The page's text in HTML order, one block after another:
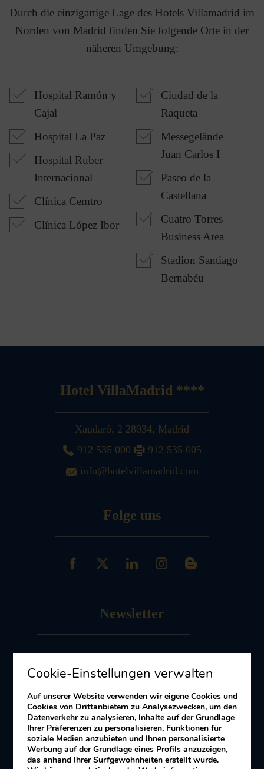
Durch die einzigartige Lage des Hotels Villamadrid im
Norden von Madrid finden Sie folgende Orte in der
näheren Umgebung:
Hospital Ramón y
Cajal
Hospital La Paz
Hospital Ruber
Internacional
Clínica Cemtro
Clínica López Ibor
Ciudad de la
Raqueta
Messegelände
Juan Carlos I
Paseo de la
Castellana
Cuatro Torres
Business Area
Stadion Santiago
Bernabéu
Hotel VillaMadrid ****
Xaudaró, 2 28034, Madrid
912 535 000
912 535 005
info@hotelvillamadrid.com
Folge uns
Newsletter
Erhalten Sie Angebote und Aktionen
Meine Buchung
Cookie-Einstellungen verwalten
Auf unserer Website verwenden wir eigene Cookies und
Cookies von Drittanbietern zu Analysezwecken, um den
Datenverkehr zu analysieren, Inhalte auf der Grundlage
Ihrer Präferenzen zu personalisieren, Funktionen für
soziale Medien anzubieten und Ihnen personalisierte
Werbung auf der Grundlage eines Profils anzuzeigen,
das anhand Ihrer Surfgewohnheiten erstellt wurde.